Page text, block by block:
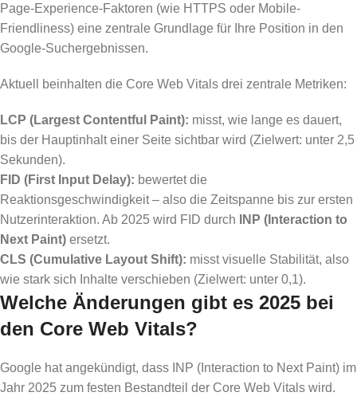
Page-Experience-Faktoren (wie HTTPS oder Mobile-
Friendliness) eine zentrale Grundlage für Ihre Position in den
Google-Suchergebnissen.
Aktuell beinhalten die Core Web Vitals drei zentrale Metriken:
LCP (Largest Contentful Paint): misst, wie lange es dauert,
bis der Hauptinhalt einer Seite sichtbar wird (Zielwert: unter 2,5
Sekunden).
FID (First Input Delay): bewertet die
Reaktionsgeschwindigkeit – also die Zeitspanne bis zur ersten
Nutzerinteraktion. Ab 2025 wird FID durch
INP (Interaction to
Next Paint) ersetzt.
CLS (Cumulative Layout Shift): misst visuelle Stabilität, also
wie stark sich Inhalte verschieben (Zielwert: unter 0,1).
Welche Änderungen gibt es 2025 bei
den Core Web Vitals?
Google hat angekündigt, dass INP (Interaction to Next Paint) im
Jahr 2025 zum festen Bestandteil der Core Web Vitals wird.